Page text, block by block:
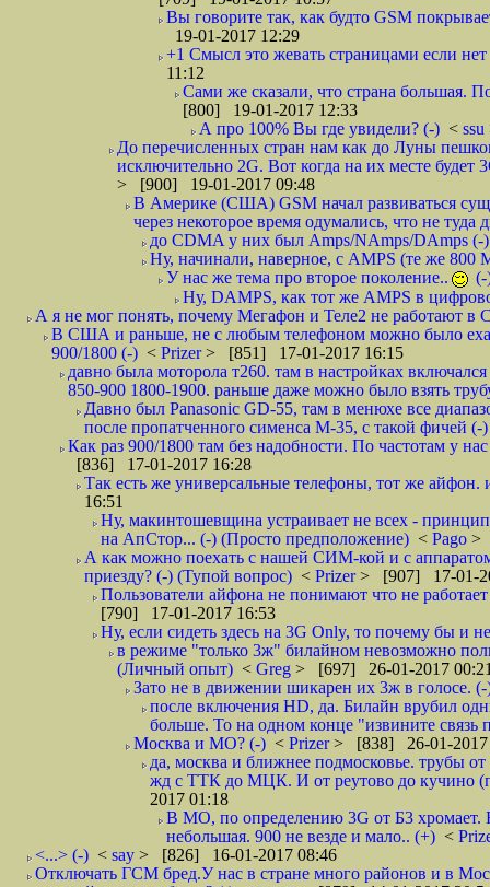
Вы говорите так, как будто GSM
19-01-2017 12:29
+1 Смысл это жевать страницами если
11:12
Сами же сказали, что страна большая.
[800] 19-01-2017 12:33
А про 100% Вы где увидели? (-) < ssu
До перечисленных стран нам как до Луны
исключительно 2G. Вот когда на их месте
> [900] 19-01-2017 09:48
В Америке (США) GSM начал развиваться
через некоторое время одумались, что не туда
до CDMA у них был Amps/NAmps/DAmps (-)
Ну, начинали, наверное, с AMPS (те же 800
У нас же тема про второе поколение..
(-
Ну, DAMPS, как тот же AMPS в
А я не мог понять, почему Мегафон и Теле2 не работают
В США и раньше, не с любым телефоном можно было
900/1800 (-) < Prizer> [851] 17-01-2017 16:15
давно была моторола т260. там в настройках
850-900 1800-1900. раньше даже можно было взять
Давно был Panasonic GD-55, там в менюхе все
после пропатченного сименса М-35, с такой фичей (-)
Как раз 900/1800 там без надобности. По частотам у
[836] 17-01-2017 16:28
Так есть же универсальные телефоны, тот же айфон.
16:51
Ну, макинтошевщина устраивает не всех -
на АпСтор... (-) (Просто предположение) < Pago >
А как можно поехать с нашей СИМ-кой и с
приезду? (-) (Тупой вопрос) < Prizer> [907] 17-01-
Пользователи айфона не понимают что не
[790] 17-01-2017 16:53
Ну, если сидеть здесь на 3G Only, то почему бы и
в режиме "только 3ж" билайном невозможно
(Личный опыт) < Greg > [697] 26-01-2017
Зато не в движении шикарен их 3ж в голосе.
после включения HD, да. Билайн врубил
больше. То на одном конце "извините связь
Москва и МО? (-) < Prizer> [838] 26-01-2017
да, москва и ближнее подмосковье. трубы
жд с ТТК до МЦК. И от реутово до кучино
2017 01:18
В МО, по определению 3G от Б3 хромает.
небольшая. 900 не везде и мало.. (+) <
<...> (-) < say > [826] 16-01-2017 08:46
Отключать ГСМ бред.У нас в стране много районов и в